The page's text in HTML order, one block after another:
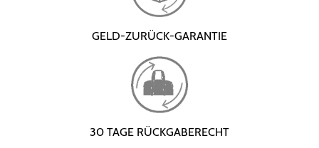
GELD-ZURÜCK-GARANTIE
30 TAGE RÜCKGABERECHT